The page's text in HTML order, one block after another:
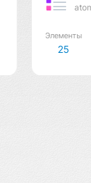
Элементы
25